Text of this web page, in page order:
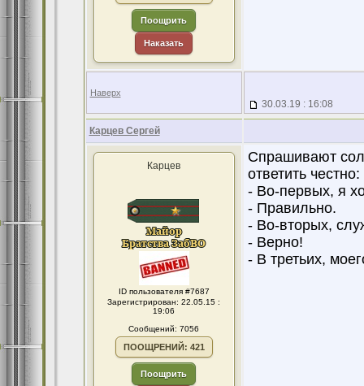
Поощрить
Наказать
Наверх
30.03.19 : 16:08
Карцев Сергей
Карцев
ID пользователя #7687
Зарегистрирован: 22.05.15 :
19:06
Сообщений: 7056
ПООЩРЕНИЙ: 421
Поощрить
Спрашивают
ответить честно:
- Во-первых, я
- Правильно.
- Во-вторых,
- Верно!
- В третьих,